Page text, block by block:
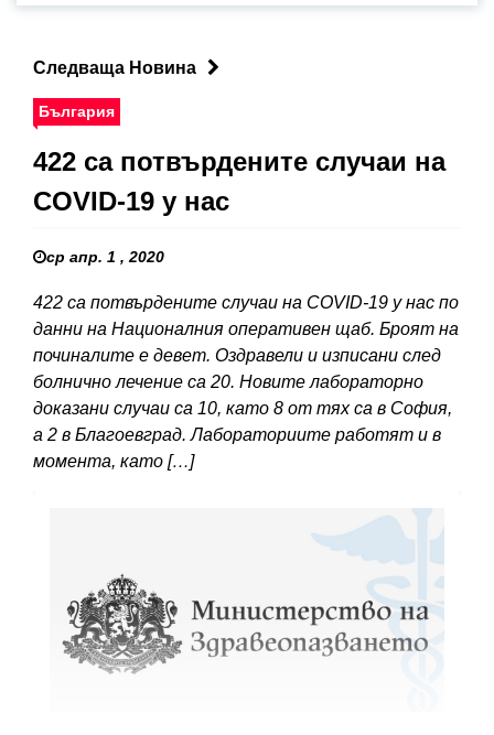
Следваща Новина
България
422 са потвърдените случаи на
COVID-19 у нас
ср апр. 1 , 2020
422 са потвърдените случаи на COVID-19 у нас по
данни на Националния оперативен щаб. Броят на
починалите е девет. Оздравели и изписани след
болнично лечение са 20. Новите лабораторно
доказани случаи са 10, като 8 от тях са в София,
а 2 в Благоевград. Лабораториите работят и в
момента, като […]